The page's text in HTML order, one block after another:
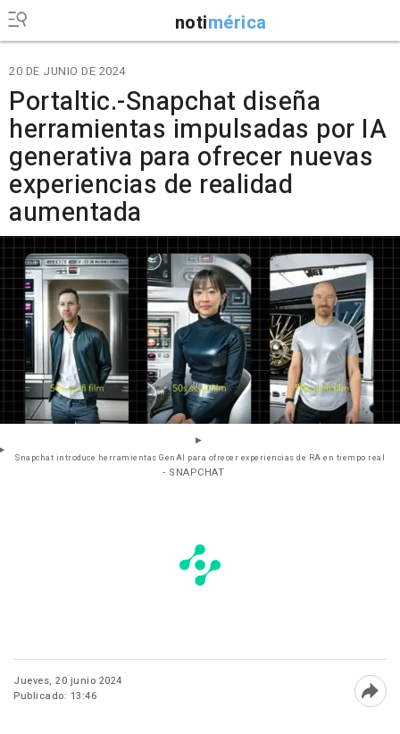
notimérica
20 DE JUNIO DE 2024
Portaltic.-Snapchat diseña
herramientas impulsadas por IA
generativa para ofrecer nuevas
experiencias de realidad
aumentada
Snapchat introduce herramientas GenAI para ofrecer experiencias de RA en tiempo real
- SNAPCHAT
Jueves, 20 junio 2024
Publicado: 13:46